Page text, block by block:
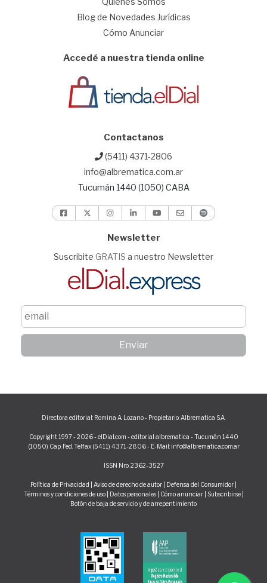
Blog de Novedades Jurídicas
Cómo Anunciar
Accedé a nuestra tienda online
Contactanos
(5411) 4371-2806
info@albrematica.com.ar
Tucumán 1440 (1050) CABA
Newsletter
Suscribite GRATIS a nuestro Newsletter
Directora editorial: Romina A. Lozano - Propietario: Albrematica S.A.
Copyright 1997 - 2026 - elDial.com - editorial albrematica - Tucumán 1440
(1050) Cap. Fed. Telfax (5411) 4371-2806 - E-Mail: info@albrematica.com.ar
ISSN Nro. 2362-3527
Política de Privacidad Aviso de derecho de autor Defensa del Consumidor
Términos y condiciones de uso| Datos personales| Cómo anunciar| Subscribirse
Botón de baja de servicio y de arrepentimiento